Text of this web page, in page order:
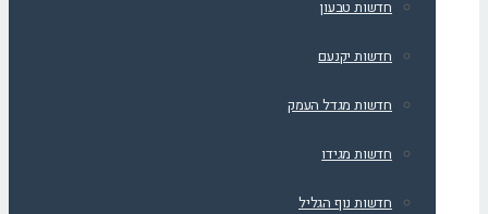
חדשות טבעון
חדשות יקנעם
חדשות מגדל העמק
חדשות מגידו
חדשות נוף הגליל